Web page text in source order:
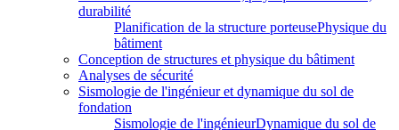
durabilité
Planification de la structure porteusePhysique du
bâtiment
Conception de structures et physique du bâtiment
Analyses de sécurité
Sismologie de l'ingénieur et dynamique du sol de
fondation
Sismologie de l'ingénieurDynamique du sol de